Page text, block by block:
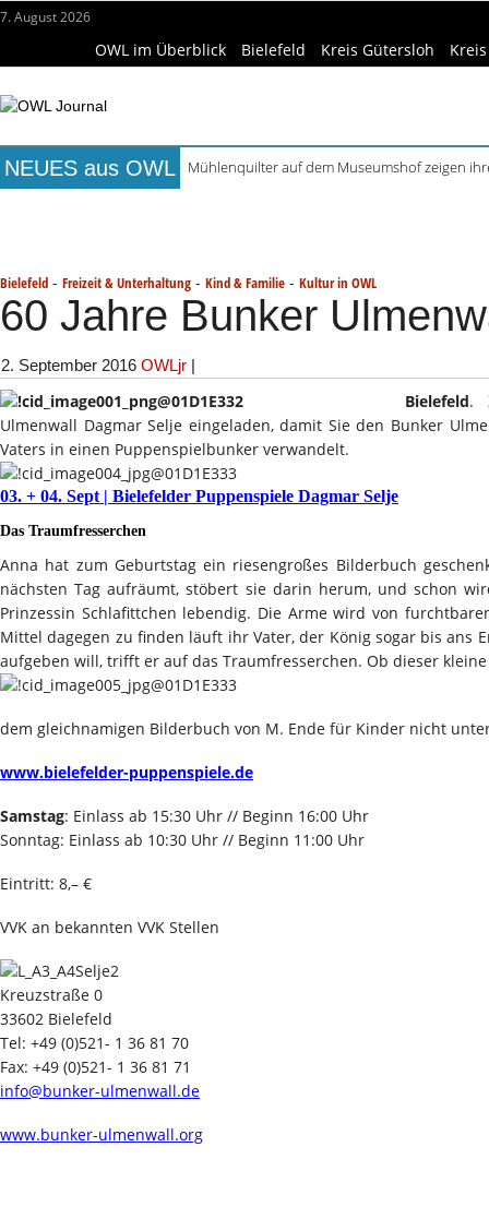
7. August 2026
OWL im Überblick Bielefeld Kreis Gütersloh
NEUES aus OWL
Mühlenquilter auf dem Museumshof zeigen
Bielefeld - Freizeit & Unterhaltung - Kind & Familie - Kultur in OWL
60 Jahre Bunker
2. September 2016 OWLjr |
Bielefeld.
Ulmenwall Dagmar Selje eingeladen, damit Sie den Bunker
Vaters in einen Puppenspielbunker verwandelt.
03. + 04. Sept | Bielefelder Puppenspiele Dagmar Selje
Das Traumfresserchen
Anna hat zum Geburtstag ein riesengroßes Bilderbuch
nächsten Tag aufräumt, stöbert sie darin herum, und schon
Prinzessin Schlafittchen lebendig. Die Arme wird von
Mittel dagegen zu finden läuft ihr Vater, der König sogar bis ans
aufgeben will, trifft er auf das Traumfresserchen. Ob dieser
dem gleichnamigen Bilderbuch von M. Ende für Kinder nicht
www.bielefelder-puppenspiele.de
Samstag: Einlass ab 15:30 Uhr // Beginn 16:00 Uhr
Sonntag: Einlass ab 10:30 Uhr // Beginn 11:00 Uhr
Eintritt: 8,– €
VVK an bekannten VVK Stellen
Kreuzstraße 0
33602 Bielefeld
Tel: +49 (0)521- 1 36 81 70
Fax: +49 (0)521- 1 36 81 71
info@bunker-ulmenwall.de
www.bunker-ulmenwall.org